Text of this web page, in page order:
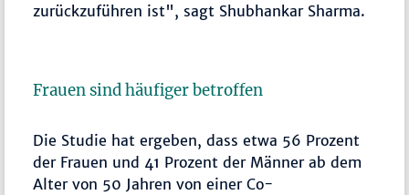
zurückzuführen ist", sagt Shubhankar Sharma.
Frauen sind häufiger betroffen
Die Studie hat ergeben, dass etwa 56 Prozent
der Frauen und 41 Prozent der Männer ab dem
Alter von 50 Jahren von einer Co-